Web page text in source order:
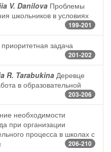
V. Danilova Проблемы
школьников в условиях
199-201
задача
201-202
R. Tarabukina Деревце
в образовательной
203-206
необходимости
при организации
процесса в школах с
206-210